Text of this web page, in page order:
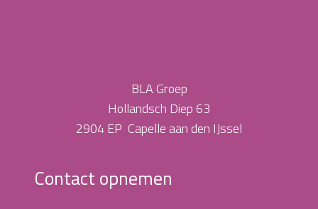
BLA Groep
Hollandsch Diep 63
2904 EP Capelle aan den IJssel
Contact opnemen